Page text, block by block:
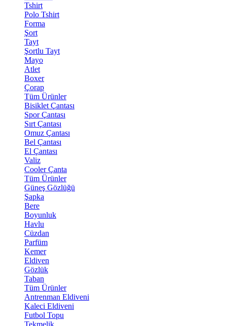
Tshirt
Polo Tshirt
Forma
Şort
Tayt
Şortlu Tayt
Mayo
Atlet
Boxer
Çorap
Tüm Ürünler
Bisiklet Çantası
Spor Çantası
Sırt Çantası
Omuz Çantası
Bel Çantası
El Çantası
Valiz
Cooler Çanta
Tüm Ürünler
Güneş Gözlüğü
Şapka
Bere
Boyunluk
Havlu
Cüzdan
Parfüm
Kemer
Eldiven
Gözlük
Taban
Tüm Ürünler
Antrenman Eldiveni
Kaleci Eldiveni
Futbol Topu
Tekmelik